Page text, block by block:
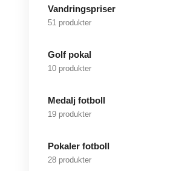
Vandringspriser
51 produkter
Golf pokal
10 produkter
Medalj fotboll
19 produkter
Pokaler fotboll
28 produkter